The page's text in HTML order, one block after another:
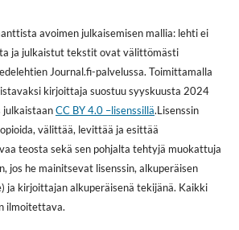
avoimen julkaisemisen mallia: lehti ei
ja julkaistut tekstit ovat välittömästi
Journal.fi-palvelussa. Toimittamalla
kirjoittaja suostuu syyskuusta 2024
julkaistaanCC BY 4.0 –lisenssillä.Lisenssin
välittää, levittää ja esittää
teosta sekä sen pohjalta tehtyjä muokattuja
jos he mainitsevat lisenssin, alkuperäisen
ja kirjoittajan alkuperäisenä tekijänä. Kaikki
ilmoitettava.